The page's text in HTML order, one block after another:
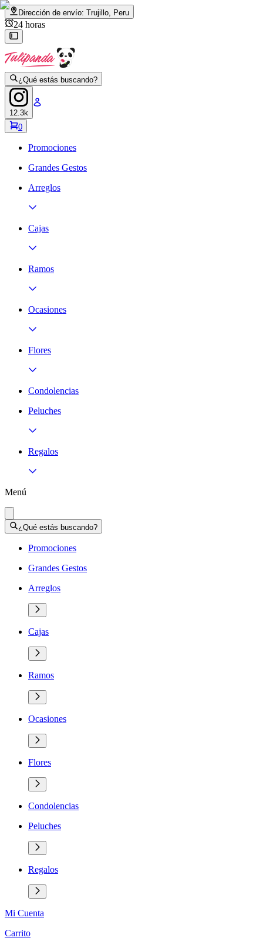
Dirección de envío: Trujillo, Peru
24 horas
¿Qué estás buscando?
12.3k
0
Promociones
Grandes Gestos
Arreglos
Cajas
Ramos
Ocasiones
Flores
Condolencias
Peluches
Regalos
Menú
¿Qué estás buscando?
Promociones
Grandes Gestos
Arreglos
Cajas
Ramos
Ocasiones
Flores
Condolencias
Peluches
Regalos
Mi Cuenta
Carrito